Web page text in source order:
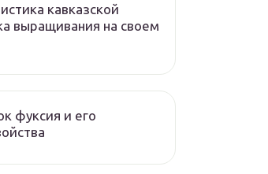
кавказской
выращивания на своем
фуксия и его